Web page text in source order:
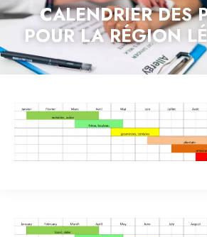
CALENDRIER DES
POUR LA RÉGION